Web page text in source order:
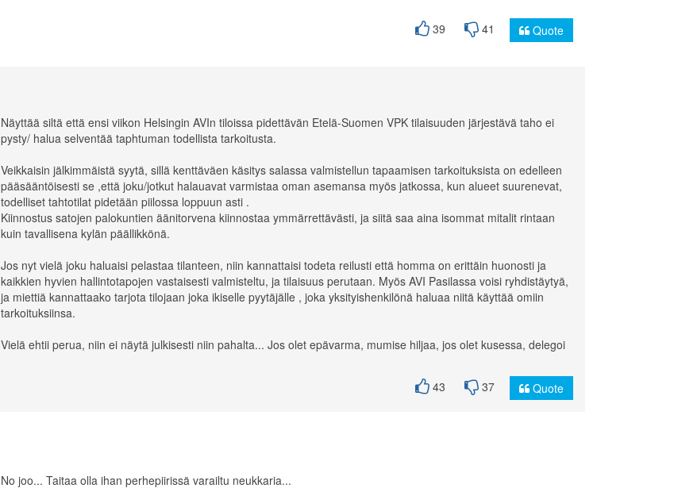
39 41 Quote
Näyttää siltä että ensi viikon Helsingin AVIn tiloissa pidettävän Etelä-Suomen VPK tilaisuuden järjestävä taho ei
pysty/ halua selventää taphtuman todellista tarkoitusta.
Veikkaisin jälkimmäistä syytä, sillä kenttäväen käsitys salassa valmistellun tapaamisen tarkoituksista on edelleen
pääsääntöisesti se ,että joku/jotkut halauavat varmistaa oman asemansa myös jatkossa, kun alueet suurenevat,
todelliset tahtotilat pidetään piilossa loppuun asti .
Kiinnostus satojen palokuntien äänitorvena kiinnostaa ymmärrettävästi, ja siitä saa aina isommat mitalit rintaan
kuin tavallisena kylän päällikkönä.
Jos nyt vielä joku haluaisi pelastaa tilanteen, niin kannattaisi todeta reilusti että homma on erittäin huonosti ja
kaikkien hyvien hallintotapojen vastaisesti valmisteltu, ja tilaisuus perutaan. Myös AVI Pasilassa voisi ryhdistäytyä,
ja miettiä kannattaako tarjota tilojaan joka ikiselle pyytäjälle , joka yksityishenkilönä haluaa niitä käyttää omiin
tarkoituksiinsa.
Vielä ehtii perua, niin ei näytä julkisesti niin pahalta... Jos olet epävarma, mumise hiljaa, jos olet kusessa, delegoi
43 37 Quote
No joo... Taitaa olla ihan perhepiirissä varailtu neukkaria...